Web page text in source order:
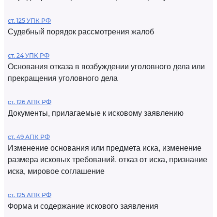
ст. 125 УПК РФ
Судебный порядок рассмотрения жалоб
ст. 24 УПК РФ
Основания отказа в возбуждении уголовного дела или
прекращения уголовного дела
ст. 126 АПК РФ
Документы, прилагаемые к исковому заявлению
ст. 49 АПК РФ
Изменение основания или предмета иска, изменение
размера исковых требований, отказ от иска, признание
иска, мировое соглашение
ст. 125 АПК РФ
Форма и содержание искового заявления